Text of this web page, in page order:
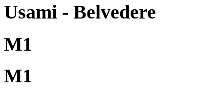
Usami - Belvedere
M1
M1